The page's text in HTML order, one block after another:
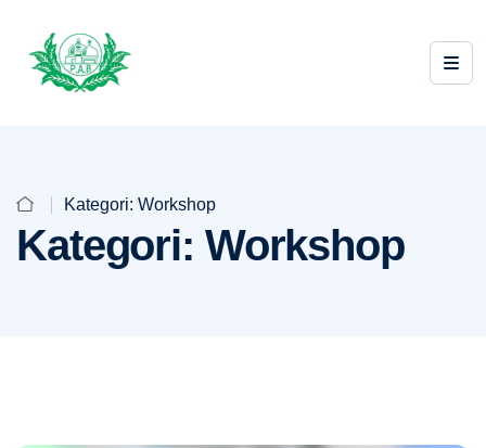
Kategori: Workshop
Kategori: Workshop